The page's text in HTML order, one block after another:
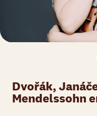
Dvořák,
Mendelssohn